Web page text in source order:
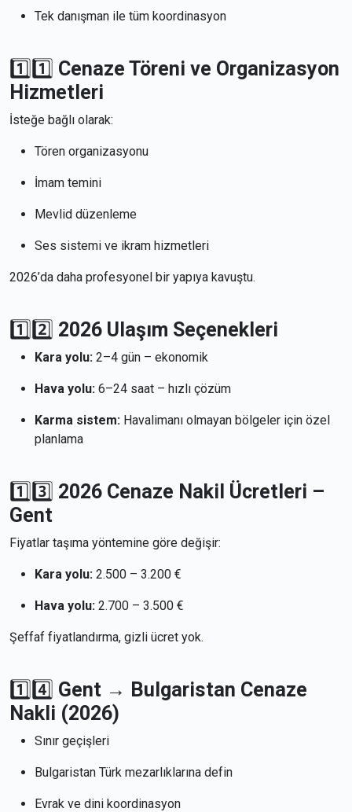
Tek danışman ile tüm koordinasyon
1️⃣1️⃣ Cenaze Töreni ve Organizasyon
Hizmetleri
İsteğe bağlı olarak:
Tören organizasyonu
İmam temini
Mevlid düzenleme
Ses sistemi ve ikram hizmetleri
2026’da daha profesyonel bir yapıya kavuştu.
1️⃣2️⃣ 2026 Ulaşım Seçenekleri
Kara yolu: 2–4 gün – ekonomik
Hava yolu: 6–24 saat – hızlı çözüm
Karma sistem: Havalimanı olmayan bölgeler için özel
planlama
1️⃣3️⃣ 2026 Cenaze Nakil Ücretleri –
Gent
Fiyatlar taşıma yöntemine göre değişir:
Kara yolu: 2.500 – 3.200 €
Hava yolu: 2.700 – 3.500 €
Şeffaf fiyatlandırma, gizli ücret yok.
1️⃣4️⃣ Gent → Bulgaristan Cenaze
Nakli (2026)
Sınır geçişleri
Bulgaristan Türk mezarlıklarına defin
Evrak ve dini koordinasyon